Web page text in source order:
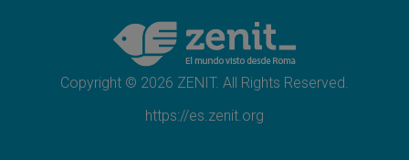
05.08.2026
Iglesia en Uruguay: la visita del Papa
fortalecerá la fe y la esperanza
Copyright © 2026 ZENIT. All Rights Reserved.
https://es.zenit.org